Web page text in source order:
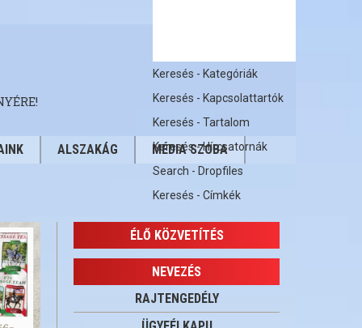
Keresés - Kategóriák
Keresés - Kapcsolattartók
Keresés - Tartalom
Keresés - Hírcsatornák
Search - Dropfiles
Keresés - Címkék
ALSZAKÁG MÉDIA SZOBA
ÉLŐ KÖZVETÍTÉS
NEVEZÉS
RAJTENGEDÉLY